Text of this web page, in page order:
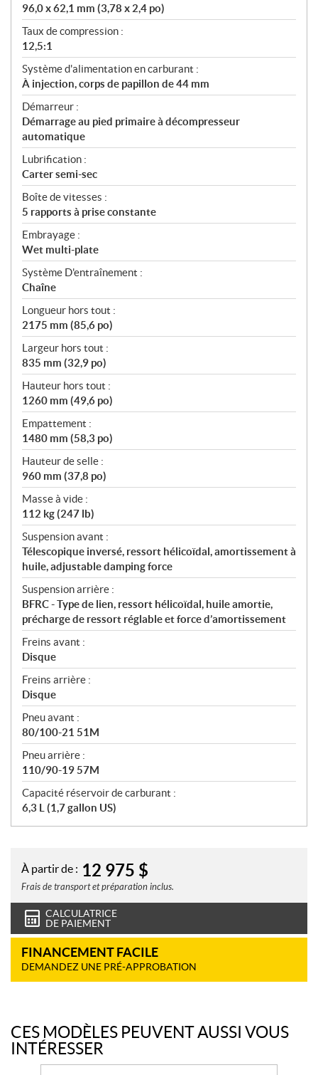
96,0 x 62,1 mm (3,78 x 2,4 po)
Taux de compression :
12,5:1
Système d'alimentation en carburant :
À injection, corps de papillon de 44 mm
Démarreur :
Démarrage au pied primaire à décompresseur
automatique
Lubrification :
Carter semi-sec
Boîte de vitesses :
5 rapports à prise constante
Embrayage :
Wet multi-plate
Système D'entraînement :
Chaîne
Longueur hors tout :
2175 mm (85,6 po)
Largeur hors tout :
835 mm (32,9 po)
Hauteur hors tout :
1260 mm (49,6 po)
Empattement :
1480 mm (58,3 po)
Hauteur de selle :
960 mm (37,8 po)
Masse à vide :
112 kg (247 lb)
Suspension avant :
Télescopique inversé, ressort hélicoïdal, amortissement à
huile, adjustable damping force
Suspension arrière :
BFRC - Type de lien, ressort hélicoïdal, huile amortie,
précharge de ressort réglable et force d’amortissement
Freins avant :
Disque
Freins arrière :
Disque
Pneu avant :
80/100-21 51M
Pneu arrière :
110/90-19 57M
Capacité réservoir de carburant :
6,3 L (1,7 gallon US)
À partir de : 12 975 $
Frais de transport et préparation inclus.
CALCULATRICE
DE PAIEMENT
FINANCEMENT FACILE
DEMANDEZ UNE PRÉ-APPROBATION
CES MODÈLES PEUVENT AUSSI VOUS
INTÉRESSER